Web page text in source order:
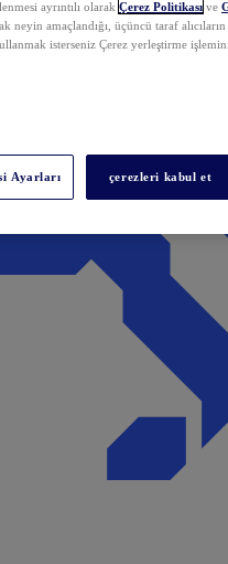
ayrıntılı olarak Çerez Politikası ve
neyin amaçlandığı, üçüncü taraf
isterseniz Çerez yerleştirme
Ayarları çerezleri kabul et